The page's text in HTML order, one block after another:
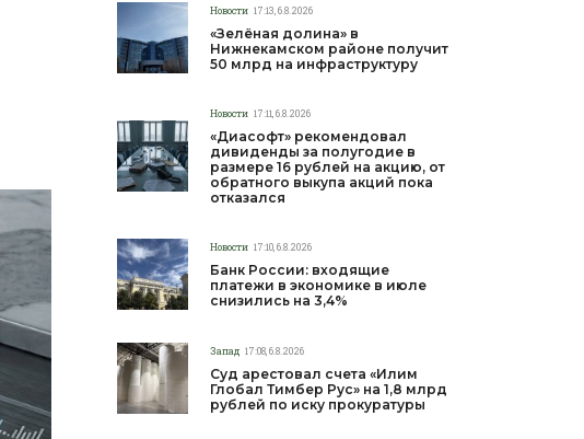
Новости 17:13, 6.8.2026
«Зелёная долина» в
Нижнекамском районе получит
50 млрд на инфраструктуру
Новости 17:11, 6.8.2026
«Диасофт» рекомендовал
дивиденды за полугодие в
размере 16 рублей на акцию, от
обратного выкупа акций пока
отказался
Новости 17:10, 6.8.2026
Банк России: входящие
платежи в экономике в июле
снизились на 3,4%
Запад 17:08, 6.8.2026
Суд арестовал счета «Илим
Глобал Тимбер Рус» на 1,8 млрд
рублей по иску прокуратуры